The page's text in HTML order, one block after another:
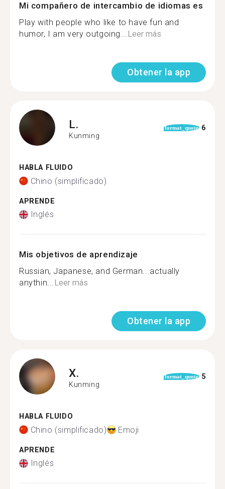
Mi compañero de intercambio de idiomas es
Play with people who like to have fun and
humor, I am very outgoing...Leer más
Obtener la app
L.
Kunming
format_quote 6
HABLA FLUIDO
Chino (simplificado)
APRENDE
Inglés
Mis objetivos de aprendizaje
Russian, Japanese, and German...actually
anythin...Leer más
Obtener la app
X.
Kunming
format_quote 5
HABLA FLUIDO
Chino (simplificado) Emoji
APRENDE
Inglés